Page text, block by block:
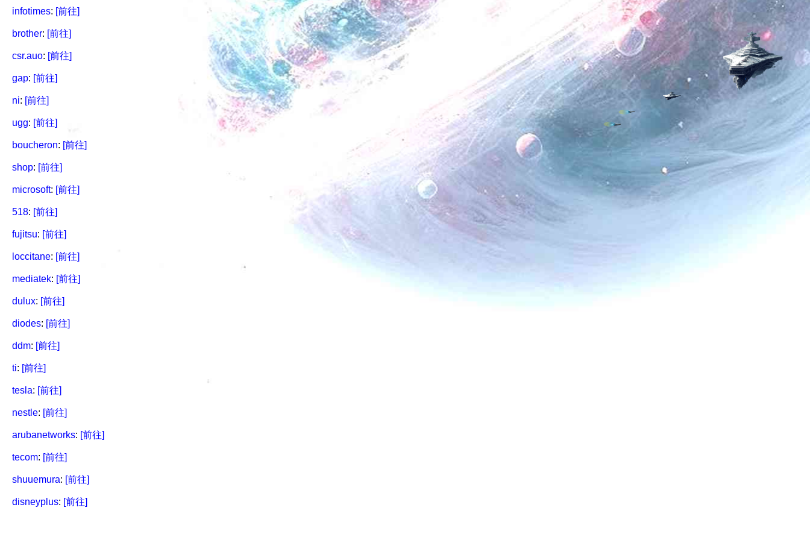
infotimes: [前往]
brother: [前往]
csr.auo: [前往]
gap: [前往]
ni: [前往]
ugg: [前往]
boucheron: [前往]
shop: [前往]
microsoft: [前往]
518: [前往]
fujitsu: [前往]
loccitane: [前往]
mediatek: [前往]
dulux: [前往]
diodes: [前往]
ddm: [前往]
ti: [前往]
tesla: [前往]
nestle: [前往]
arubanetworks: [前往]
tecom: [前往]
shuuemura: [前往]
disneyplus: [前往]